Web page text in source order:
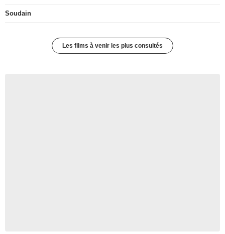
Soudain
Les films à venir les plus consultés